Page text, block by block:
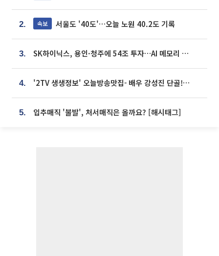
2. 속보 서울도 '40도'…오늘 노원 40.2도 기록
3. SK하이닉스, 용인·청주에 54조 투자…AI 메모리 생산기지 키운다
4. '2TV 생생정보' 오늘방송맛집- 배우 강성진 단골! 쌀국수ㆍ푸팟퐁 커리 맛집 '블○○○'
5. 입추매직 '불발', 처서매직은 올까요? [해시태그]